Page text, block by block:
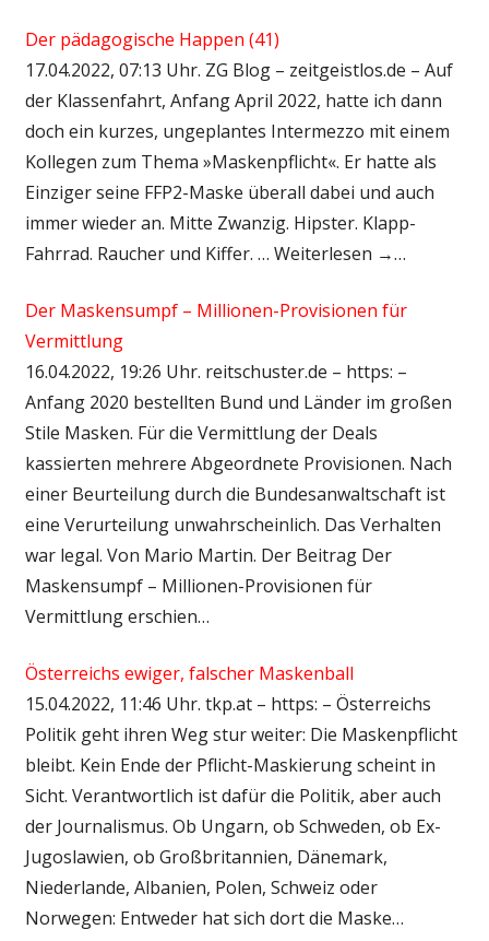
Der pädagogische Happen (41)
17.04.2022, 07:13 Uhr. ZG Blog – zeitgeistlos.de – Auf
der Klassenfahrt, Anfang April 2022, hatte ich dann
doch ein kurzes, ungeplantes Intermezzo mit einem
Kollegen zum Thema »Maskenpflicht«. Er hatte als
Einziger seine FFP2-Maske überall dabei und auch
immer wieder an. Mitte Zwanzig. Hipster. Klapp-
Fahrrad. Raucher und Kiffer. … Weiterlesen →…
Der Maskensumpf – Millionen-Provisionen für
Vermittlung
16.04.2022, 19:26 Uhr. reitschuster.de – https: –
Anfang 2020 bestellten Bund und Länder im großen
Stile Masken. Für die Vermittlung der Deals
kassierten mehrere Abgeordnete Provisionen. Nach
einer Beurteilung durch die Bundesanwaltschaft ist
eine Verurteilung unwahrscheinlich. Das Verhalten
war legal. Von Mario Martin. Der Beitrag Der
Maskensumpf – Millionen-Provisionen für
Vermittlung erschien…
Österreichs ewiger, falscher Maskenball
15.04.2022, 11:46 Uhr. tkp.at – https: – Österreichs
Politik geht ihren Weg stur weiter: Die Maskenpflicht
bleibt. Kein Ende der Pflicht-Maskierung scheint in
Sicht. Verantwortlich ist dafür die Politik, aber auch
der Journalismus. Ob Ungarn, ob Schweden, ob Ex-
Jugoslawien, ob Großbritannien, Dänemark,
Niederlande, Albanien, Polen, Schweiz oder
Norwegen: Entweder hat sich dort die Maske…